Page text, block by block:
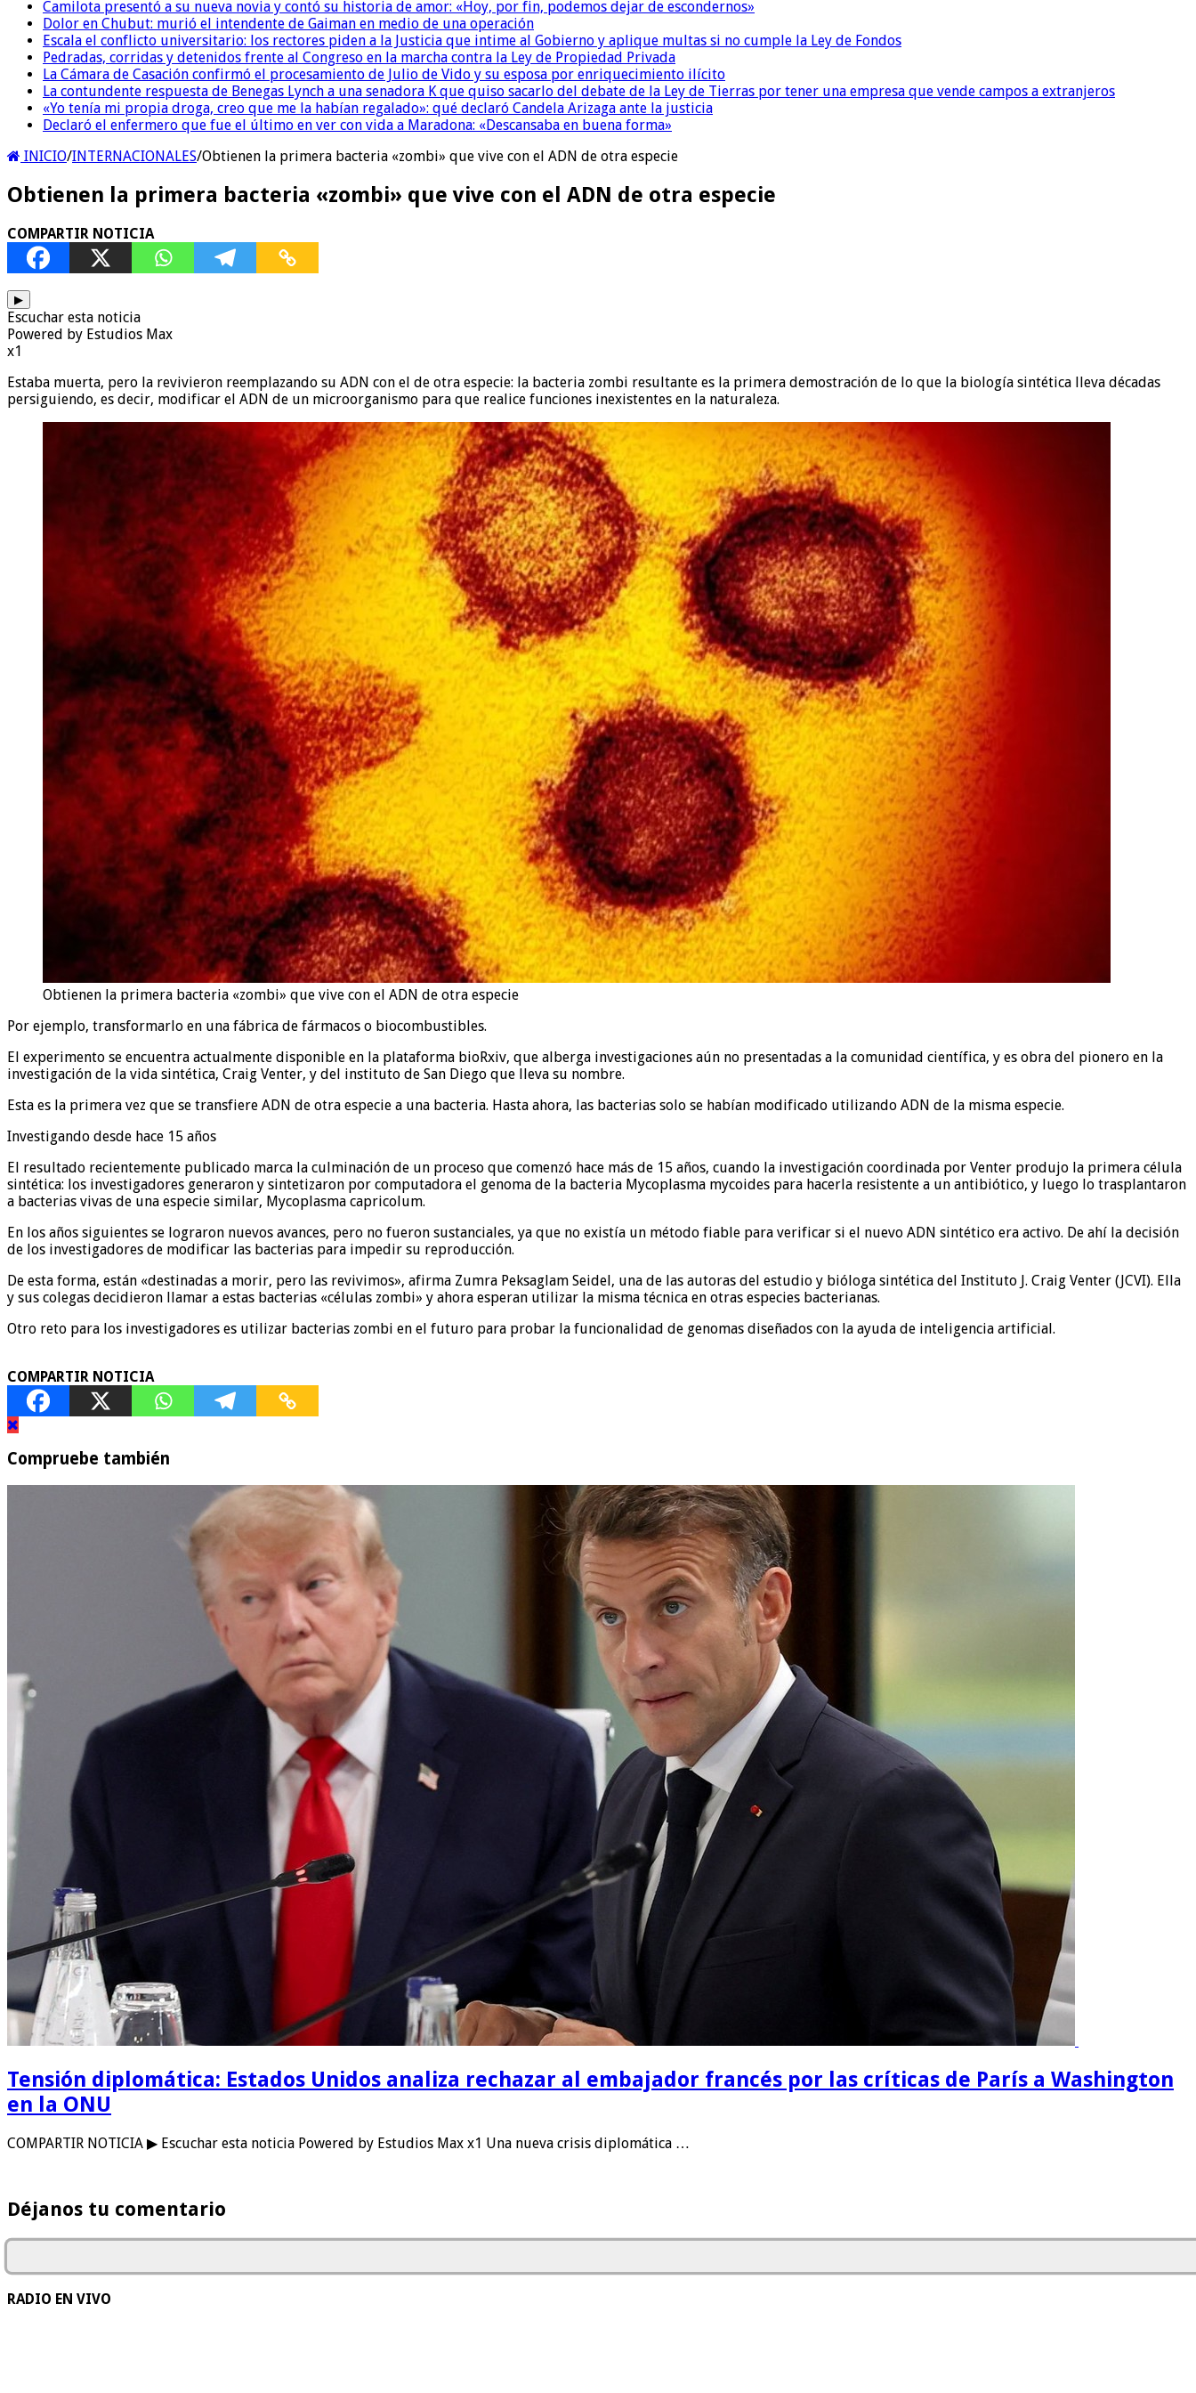
Camilota presentó a su nueva novia y contó su historia de amor: «Hoy, por fin, podemos dejar de escondernos»
Dolor en Chubut: murió el intendente de Gaiman en medio de una operación
Escala el conflicto universitario: los rectores piden a la Justicia que intime al Gobierno y aplique multas si no cumple la Ley de Fondos
Pedradas, corridas y detenidos frente al Congreso en la marcha contra la Ley de Propiedad Privada
La Cámara de Casación confirmó el procesamiento de Julio de Vido y su esposa por enriquecimiento ilícito
La contundente respuesta de Benegas Lynch a una senadora K que quiso sacarlo del debate de la Ley de Tierras por tener una empresa que vende campos a extranjeros
«Yo tenía mi propia droga, creo que me la habían regalado»: qué declaró Candela Arizaga ante la justicia
Declaró el enfermero que fue el último en ver con vida a Maradona: «Descansaba en buena forma»
INICIO/INTERNACIONALES/Obtienen la primera bacteria «zombi» que vive con el ADN de otra especie
Obtienen la primera bacteria «zombi» que vive con el ADN de otra especie
COMPARTIR NOTICIA
▶
Escuchar esta noticia
Powered by Estudios Max
x1
Estaba muerta, pero la revivieron reemplazando su ADN con el de otra especie: la bacteria zombi resultante es la primera demostración de lo que la biología sintética lleva décadas
persiguiendo, es decir, modificar el ADN de un microorganismo para que realice funciones inexistentes en la naturaleza.
Obtienen la primera bacteria «zombi» que vive con el ADN de otra especie
Por ejemplo, transformarlo en una fábrica de fármacos o biocombustibles.
El experimento se encuentra actualmente disponible en la plataforma bioRxiv, que alberga investigaciones aún no presentadas a la comunidad científica, y es obra del pionero en la
investigación de la vida sintética, Craig Venter, y del instituto de San Diego que lleva su nombre.
Esta es la primera vez que se transfiere ADN de otra especie a una bacteria. Hasta ahora, las bacterias solo se habían modificado utilizando ADN de la misma especie.
Investigando desde hace 15 años
El resultado recientemente publicado marca la culminación de un proceso que comenzó hace más de 15 años, cuando la investigación coordinada por Venter produjo la primera célula
sintética: los investigadores generaron y sintetizaron por computadora el genoma de la bacteria Mycoplasma mycoides para hacerla resistente a un antibiótico, y luego lo trasplantaron
a bacterias vivas de una especie similar, Mycoplasma capricolum.
En los años siguientes se lograron nuevos avances, pero no fueron sustanciales, ya que no existía un método fiable para verificar si el nuevo ADN sintético era activo. De ahí la decisión
de los investigadores de modificar las bacterias para impedir su reproducción.
De esta forma, están «destinadas a morir, pero las revivimos», afirma Zumra Peksaglam Seidel, una de las autoras del estudio y bióloga sintética del Instituto J. Craig Venter (JCVI). Ella
y sus colegas decidieron llamar a estas bacterias «células zombi» y ahora esperan utilizar la misma técnica en otras especies bacterianas.
Otro reto para los investigadores es utilizar bacterias zombi en el futuro para probar la funcionalidad de genomas diseñados con la ayuda de inteligencia artificial.
COMPARTIR NOTICIA
Compruebe también
Tensión diplomática: Estados Unidos analiza rechazar al embajador francés por las críticas de París a Washington
en la ONU
COMPARTIR NOTICIA ▶ Escuchar esta noticia Powered by Estudios Max x1 Una nueva crisis diplomática …
Déjanos tu comentario
RADIO EN VIVO